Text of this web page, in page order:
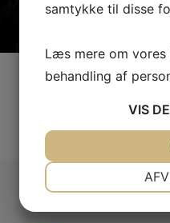
Download
samtykke til disse
Læs mere om
behandling af
VIS